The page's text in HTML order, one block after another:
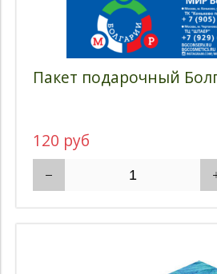
Пакет подарочный
120 руб